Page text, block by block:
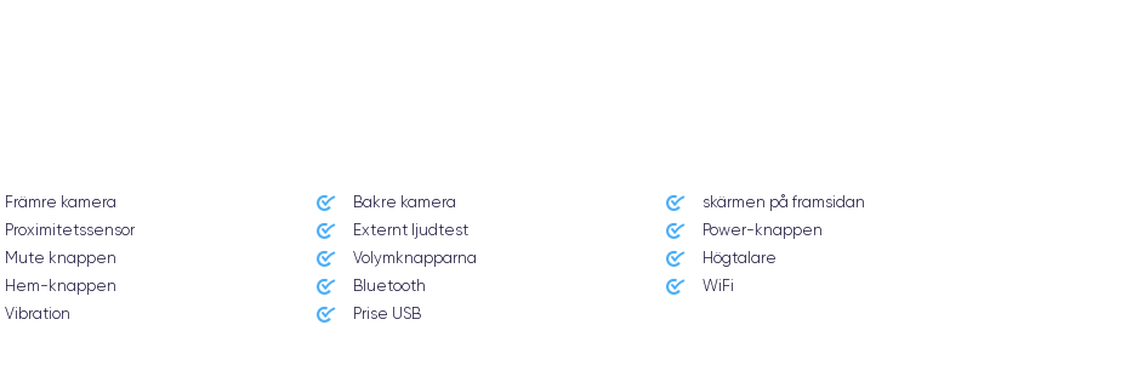
Främre kamera Bakre kamera
skärmen på framsidan
Proximitetssensor Externt ljudtest
Power-knappen
Mute knappen Volymknapparna
Högtalare
Hem-knappen Bluetooth
WiFi
Vibration Prise USB